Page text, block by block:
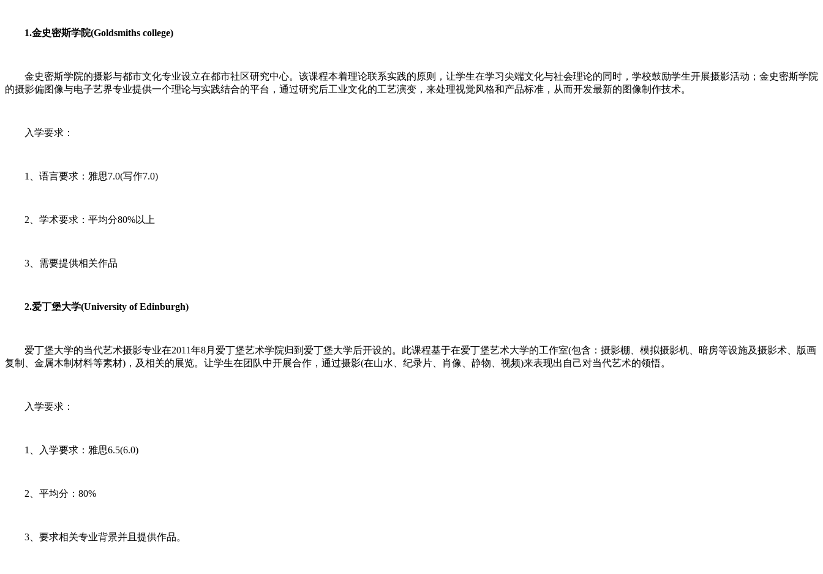
1.金史密斯学院(Goldsmiths college)
金史密斯学院的摄影与都市文化专业设立在都市社区研究中心。该课程本着理论联系实践的原则，让学生在学习尖端文化与社会理论的同时，学校鼓励学生开展摄影活动；金史密斯学院
的摄影偏图像与电子艺界专业提供一个理论与实践结合的平台，通过研究后工业文化的工艺演变，来处理视觉风格和产品标准，从而开发最新的图像制作技术。
入学要求：
1、语言要求：雅思7.0(写作7.0)
2、学术要求：平均分80%以上
3、需要提供相关作品
2.爱丁堡大学(University of Edinburgh)
爱丁堡大学的当代艺术摄影专业在2011年8月爱丁堡艺术学院归到爱丁堡大学后开设的。此课程基于在爱丁堡艺术大学的工作室(包含：摄影棚、模拟摄影机、暗房等设施及摄影术、版画
复制、金属木制材料等素材)，及相关的展览。让学生在团队中开展合作，通过摄影(在山水、纪录片、肖像、静物、视频)来表现出自己对当代艺术的领悟。
入学要求：
1、入学要求：雅思6.5(6.0)
2、平均分：80%
3、要求相关专业背景并且提供作品。